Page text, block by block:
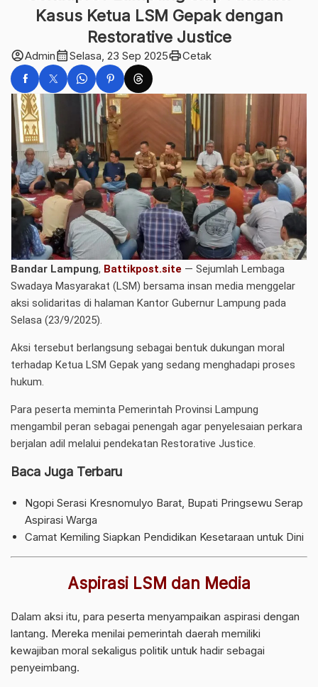
Kasus Ketua LSM Gepak dengan
Restorative Justice
account_circleAdmincalendar_monthSelasa, 23 Sep 2025printCetak
Bandar Lampung, Battikpost.site — Sejumlah Lembaga
Swadaya Masyarakat (LSM) bersama insan media menggelar
aksi solidaritas di halaman Kantor Gubernur Lampung pada
Selasa (23/9/2025).
Aksi tersebut berlangsung sebagai bentuk dukungan moral
terhadap Ketua LSM Gepak yang sedang menghadapi proses
hukum.
Para peserta meminta Pemerintah Provinsi Lampung
mengambil peran sebagai penengah agar penyelesaian perkara
berjalan adil melalui pendekatan Restorative Justice.
Baca Juga Terbaru
Ngopi Serasi Kresnomulyo Barat, Bupati Pringsewu Serap
Aspirasi Warga
Camat Kemiling Siapkan Pendidikan Kesetaraan untuk Dini
Aspirasi LSM dan Media
Dalam aksi itu, para peserta menyampaikan aspirasi dengan
lantang. Mereka menilai pemerintah daerah memiliki
kewajiban moral sekaligus politik untuk hadir sebagai
penyeimbang.